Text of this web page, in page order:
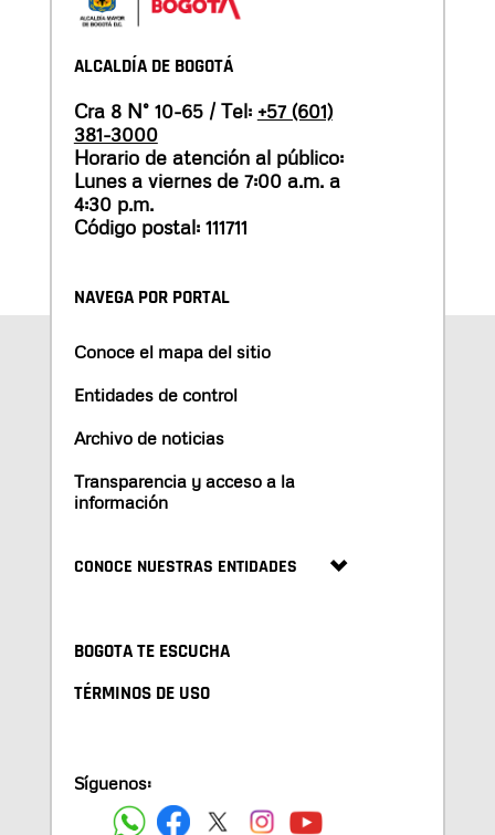
ALCALDÍA DE BOGOTÁ
Cra 8 N° 10-65 / Tel: +57 (601)
381-3000
Horario de atención al público:
Lunes a viernes de 7:00 a.m. a
4:30 p.m.
Código postal: 111711
NAVEGA POR PORTAL
Conoce el mapa del sitio
Entidades de control
Archivo de noticias
Transparencia y acceso a la
información
CONOCE NUESTRAS ENTIDADES
BOGOTA TE ESCUCHA
TÉRMINOS DE USO
Síguenos: